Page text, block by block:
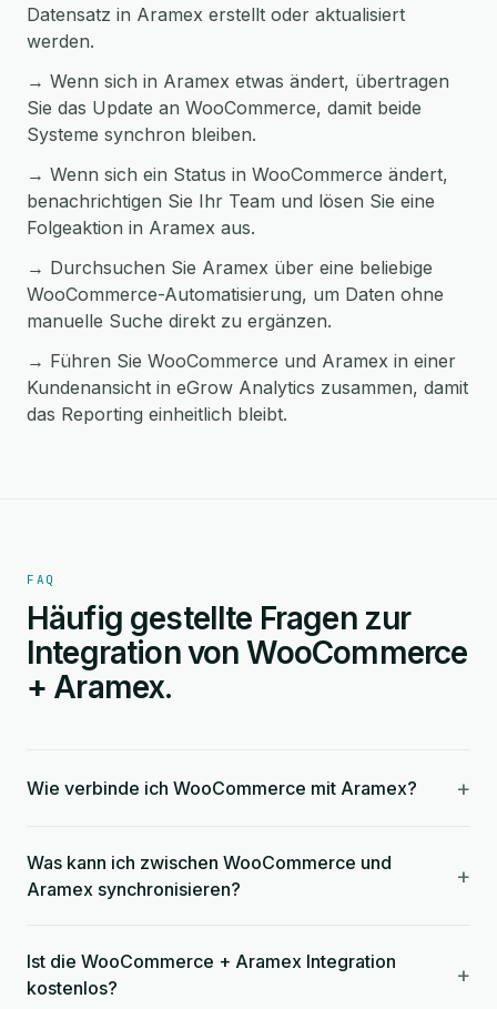
Datensatz in Aramex erstellt oder aktualisiert
werden.
→ Wenn sich in Aramex etwas ändert, übertragen
Sie das Update an WooCommerce, damit beide
Systeme synchron bleiben.
→ Wenn sich ein Status in WooCommerce ändert,
benachrichtigen Sie Ihr Team und lösen Sie eine
Folgeaktion in Aramex aus.
→ Durchsuchen Sie Aramex über eine beliebige
WooCommerce-Automatisierung, um Daten ohne
manuelle Suche direkt zu ergänzen.
→ Führen Sie WooCommerce und Aramex in einer
Kundenansicht in eGrow Analytics zusammen, damit
das Reporting einheitlich bleibt.
FAQ
Häufig gestellte Fragen zur
Integration von WooCommerce
+ Aramex.
Wie verbinde ich WooCommerce mit Aramex? +
Was kann ich zwischen WooCommerce und
Aramex synchronisieren?
+
Ist die WooCommerce + Aramex Integration
kostenlos?
+